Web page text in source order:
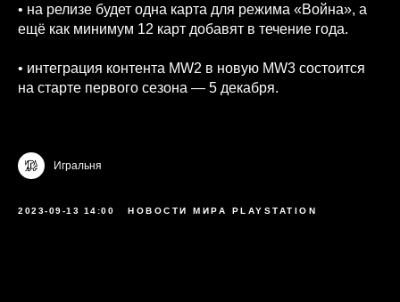
• на релизе будет одна карта для режима «Война», а
ещё как минимум 12 карт добавят в течение года.
• интеграция контента MW2 в новую MW3 состоится
на старте первого сезона — 5 декабря.
Игральня
2023-09-13 14:00 НОВОСТИ МИРА PLAYSTATION